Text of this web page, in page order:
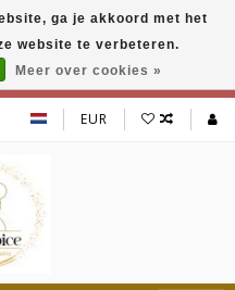
grocery shop with
Suhana, DeliSpice
!!!
EUR
ga je akkoord met het
website te verbeteren.
Meer over cookies »